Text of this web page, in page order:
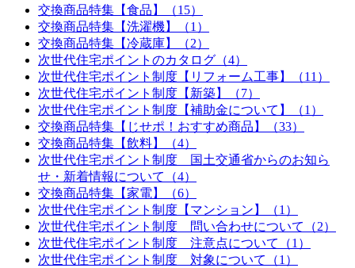
交換商品特集【食品】（15）
交換商品特集【洗濯機】（1）
交換商品特集【冷蔵庫】（2）
次世代住宅ポイントのカタログ（4）
次世代住宅ポイント制度【リフォーム工事】（11）
次世代住宅ポイント制度【新築】（7）
次世代住宅ポイント制度【補助金について】（1）
交換商品特集【じせポ！おすすめ商品】（33）
交換商品特集【飲料】（4）
次世代住宅ポイント制度 国土交通省からのお知ら
せ・新着情報について（4）
交換商品特集【家電】（6）
次世代住宅ポイント制度【マンション】（1）
次世代住宅ポイント制度 問い合わせについて（2）
次世代住宅ポイント制度 注意点について（1）
次世代住宅ポイント制度 対象について（1）